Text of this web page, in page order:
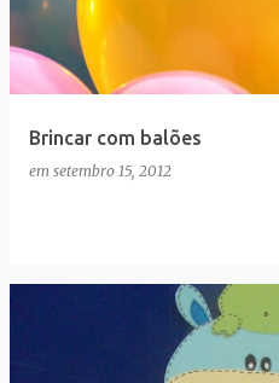
Brincar com balões
em setembro 15, 2012